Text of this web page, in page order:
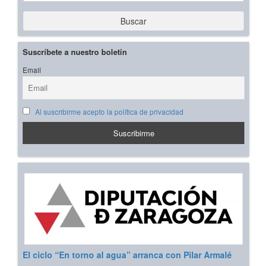
Buscar
Suscríbete a nuestro boletín
Email
Al suscribirme acepto la política de privacidad
El ciclo “En torno al agua” arranca con Pilar Armalé